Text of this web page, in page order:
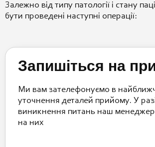
Залежно від типу патології і стану
бути проведені наступні операції:
Запишіться на
Ми вам зателефонуємо в
уточнення деталей прийому. У
виникнення питань наш менеджер
на них